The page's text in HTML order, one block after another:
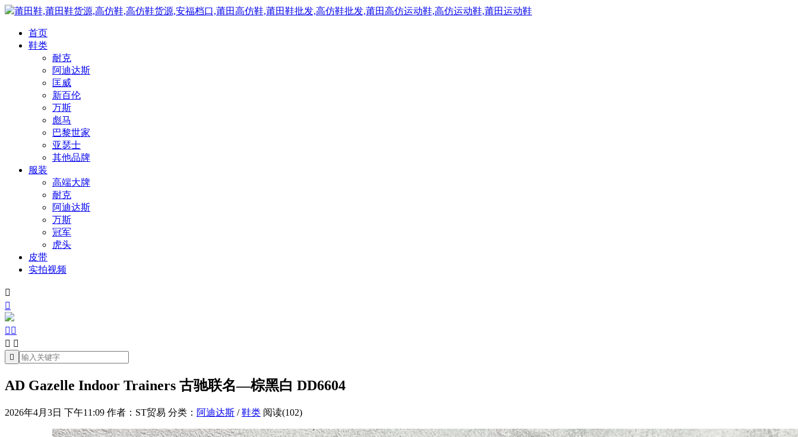
莆田鞋,莆田鞋货源,高仿鞋,高仿鞋货源,安福档口,莆田高仿鞋,莆田鞋批发,高仿鞋批发,莆田高仿运动鞋,高仿运动鞋,莆田运动鞋
首页
鞋类
耐克
阿迪达斯
匡威
新百伦
万斯
彪马
巴黎世家
亚瑟士
其他品牌
服装
高端大牌
耐克
阿迪达斯
万斯
冠军
虎头
皮带
实拍视频


 
 

AD Gazelle Indoor Trainers 古驰联名—棕黑白 DD6604
2026年4月3日 下午11:09 作者：ST贸易 分类： 阿迪达斯 /鞋类 阅读(102)